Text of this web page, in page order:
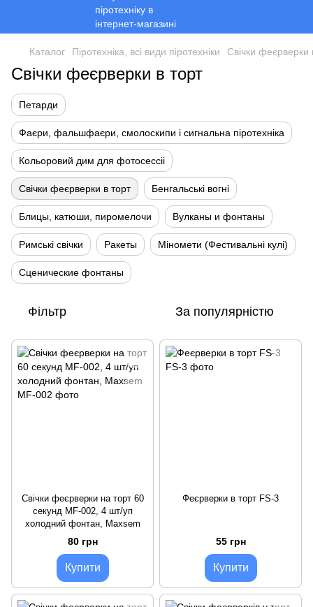
Каталог Піротехніка, всі види піротехніки Свічки феєрверки
Свічки феєрверки в торт
Петарди
Фаєри, фальшфаєри, смолоскипи і сигнальна піротехніка
Кольоровий дим для фотосессіі
Свічки феєрверки в торт Бенгальські вогні
Блицы, катюши, пиромелочи Вулканы и фонтаны
Римські свічки Ракеты Міномети (Фестивальні кулі)
Сценические фонтаны
Фільтр За популярністю
Свічки феєрверки на торт 60
секунд MF-002, 4 шт/уп
холодний фонтан, Maxsem
80 грн
Купити
Феєрверки в торт FS-3
55 грн
Купити